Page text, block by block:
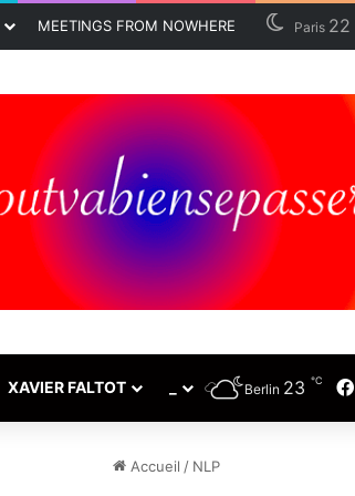
MEETINGS FROM NOWHERE Paris 22
XAVIER FALTOT Berlin 23 ℃
Accueil / NLP